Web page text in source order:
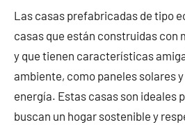
Las casas prefabricadas de tipo
casas que están construidas con
y que tienen características
ambiente, como paneles solares
energía. Estas casas son ideales
buscan un hogar sostenible y